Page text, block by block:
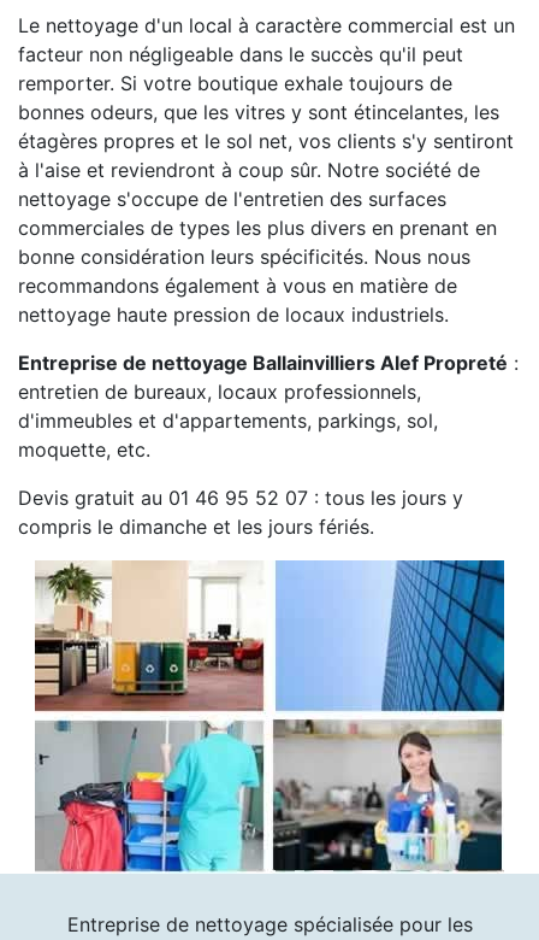
Le nettoyage d'un local à caractère commercial est un
facteur non négligeable dans le succès qu'il peut
remporter. Si votre boutique exhale toujours de
bonnes odeurs, que les vitres y sont étincelantes, les
étagères propres et le sol net, vos clients s'y sentiront
à l'aise et reviendront à coup sûr. Notre société de
nettoyage s'occupe de l'entretien des surfaces
commerciales de types les plus divers en prenant en
bonne considération leurs spécificités. Nous nous
recommandons également à vous en matière de
nettoyage haute pression de locaux industriels.
Entreprise de nettoyage Ballainvilliers Alef Propreté :
entretien de bureaux, locaux professionnels,
d'immeubles et d'appartements, parkings, sol,
moquette, etc.
Devis gratuit au 01 46 95 52 07 : tous les jours y
compris le dimanche et les jours fériés.
Entreprise de nettoyage spécialisée pour les